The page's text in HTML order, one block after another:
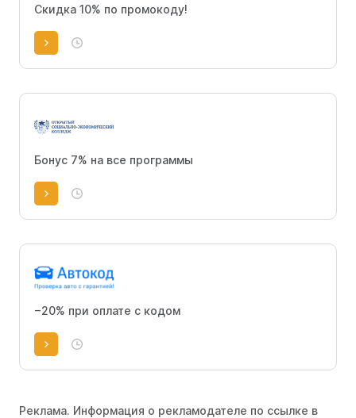
Скидка 10% по промокоду!
Бонус 7% на все программы
−20% при оплате с кодом
Реклама. Информация о рекламодателе по ссылке в